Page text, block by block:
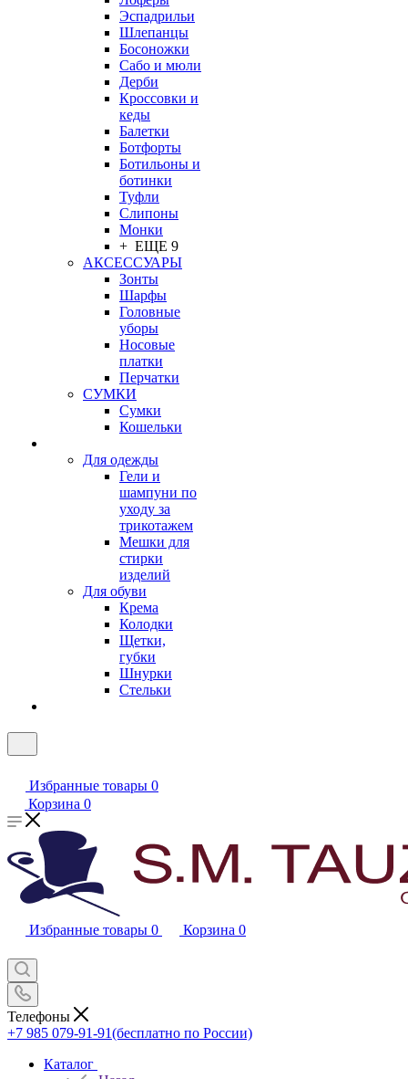
Эспадрильи
Шлепанцы
Босоножки
Сабо и мюли
Дерби
Кроссовки и
кеды
Балетки
Ботфорты
Ботильоны и
ботинки
Туфли
Слипоны
Монки
+ ЕЩЕ 9
АКСЕССУАРЫ
Зонты
Шарфы
Головные
уборы
Носовые
платки
Перчатки
СУМКИ
Сумки
Кошельки
Для одежды
Гели и
шампуни по
уходу за
трикотажем
Мешки для
стирки
изделий
Для обуви
Крема
Колодки
Щетки,
губки
Шнурки
Стельки
Избранные товары 0
Корзина 0
Избранные товары 0 Корзина 0
Телефоны
+7 985 079-91-91(бесплатно по России)
Каталог